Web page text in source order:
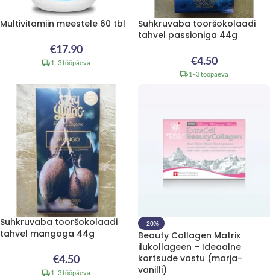
Multivitamiin meestele 60 tbl
€17.90
1–3 tööpäeva
Suhkruvaba tooršokolaadi
tahvel passioniga 44g
€4.50
1–3 tööpäeva
Suhkruvaba tooršokolaadi
tahvel mangoga 44g
€4.50
1–3 tööpäeva
-20%
Beauty Collagen Matrix
ilukollageen – Ideaalne
kortsude vastu (marja-
vanilli)